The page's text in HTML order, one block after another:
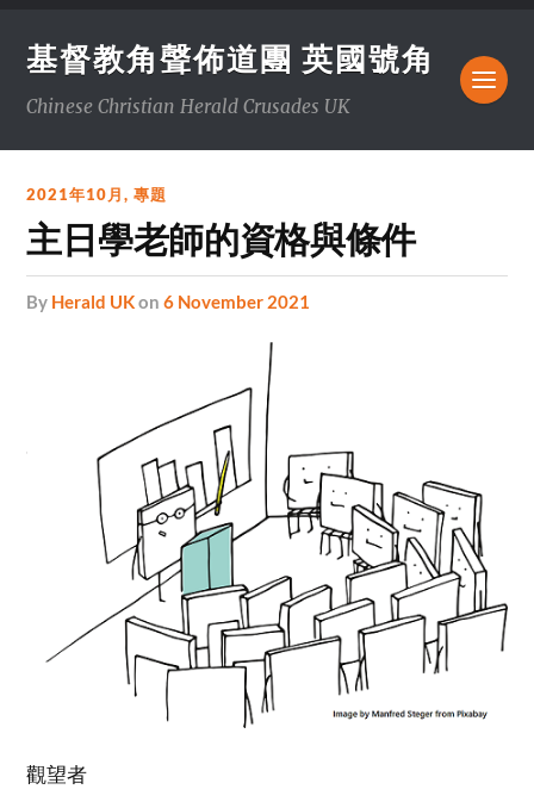
基督教角聲佈道團 英國號角
Chinese Christian Herald Crusades UK
2021年10月,專題
主日學老師的資格與條件
by Herald UKon6 November 2021
觀望者